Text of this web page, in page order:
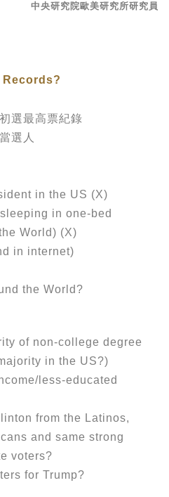
中央研究院歐美研究所研究員
選最高票紀錄
選人
in the US (X)
in one-bed
World) (X)
in internet)
the World?
of non-college degree
in the US?)
less-educated
from the Latinos,
and same strong
voters?
for Trump?